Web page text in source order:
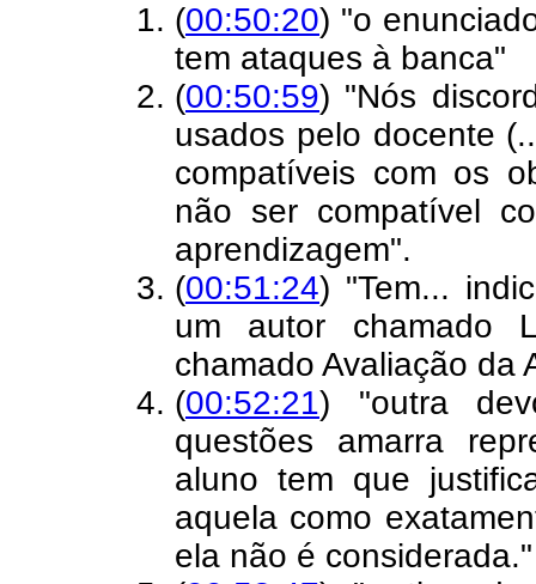
(00:50:20) "o
tem ataques à banca"
(00:50:59) "Nós
usados pelo docente
compatíveis com os
não ser compatível
aprendizagem".
(00:51:24) "Tem...
um autor chamado
chamado Avaliação da
(00:52:21) "outra
questões amarra
aluno tem que
aquela como
ela não é considerada."